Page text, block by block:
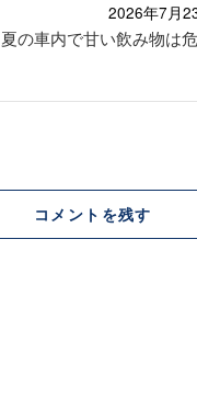
2026年7月
夏の車内で甘い飲み物は
コメントを残す